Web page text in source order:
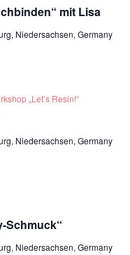
mit Lisa
Niedersachsen, Germany
„Let’s Resin!“
Niedersachsen, Germany
Schmuck“
Niedersachsen, Germany